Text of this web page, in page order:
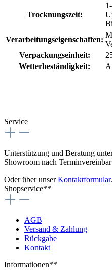
Trocknungszeit:
Verarbeitungseigenschaften:
Verpackungseinheit:
Wetterbeständigkeit:
Service
Unterstützung und Beratung
Showroom nach
Oder über unserKontaktformular.
Shopservice**
AGB
Versand & Zahlung
Rückgabe
Kontakt
Informationen**